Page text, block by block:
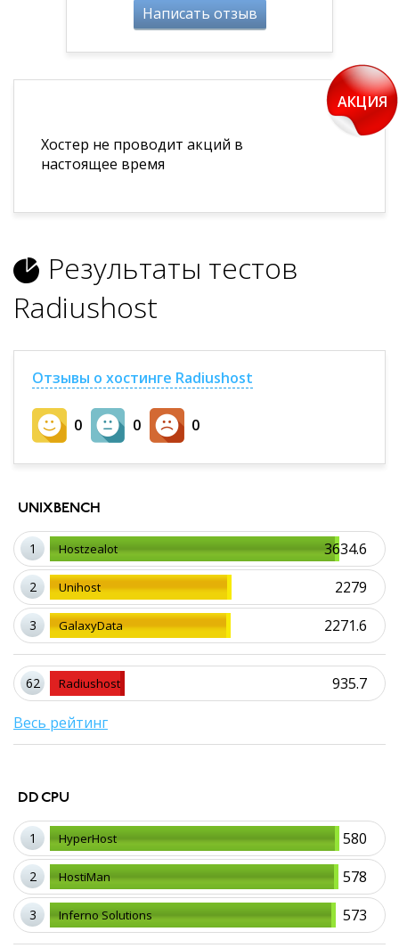
Написать отзыв
АКЦИЯ
Хостер не проводит акций в
настоящее время
Результаты тестов
Radiushost
Отзывы о хостинге Radiushost
0 0 0
UNIXBENCH
1 3634.6
Hostzealot
2 2279
Unihost
3 2271.6
GalaxyData
62 935.7
Radiushost
Весь рейтинг
DD CPU
1 580
HyperHost
2 578
HostiMan
3 573
Inferno Solutions